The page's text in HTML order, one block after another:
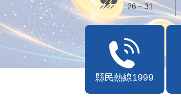
26 ~ 31
縣民熱線1999